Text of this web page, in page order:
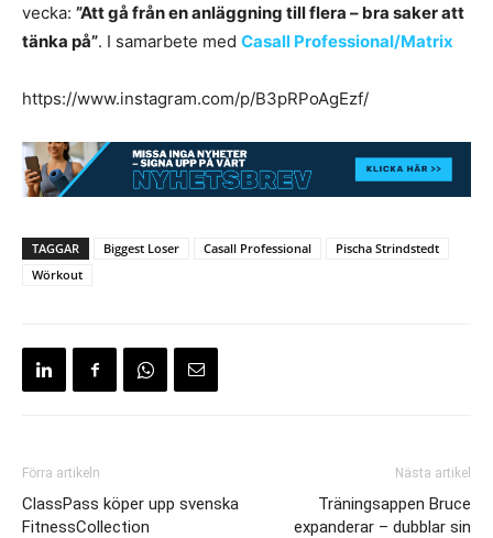
vecka: ”Att gå från en anläggning till flera – bra saker att
tänka på”. I samarbete med Casall Professional/Matrix
https://www.instagram.com/p/B3pRPoAgEzf/
TAGGAR Biggest Loser Casall Professional
Pischa Strindstedt
Wörkout
Förra artikeln
ClassPass köper upp svenska
FitnessCollection
Nästa artikel
Träningsappen Bruce
expanderar – dubblar sin